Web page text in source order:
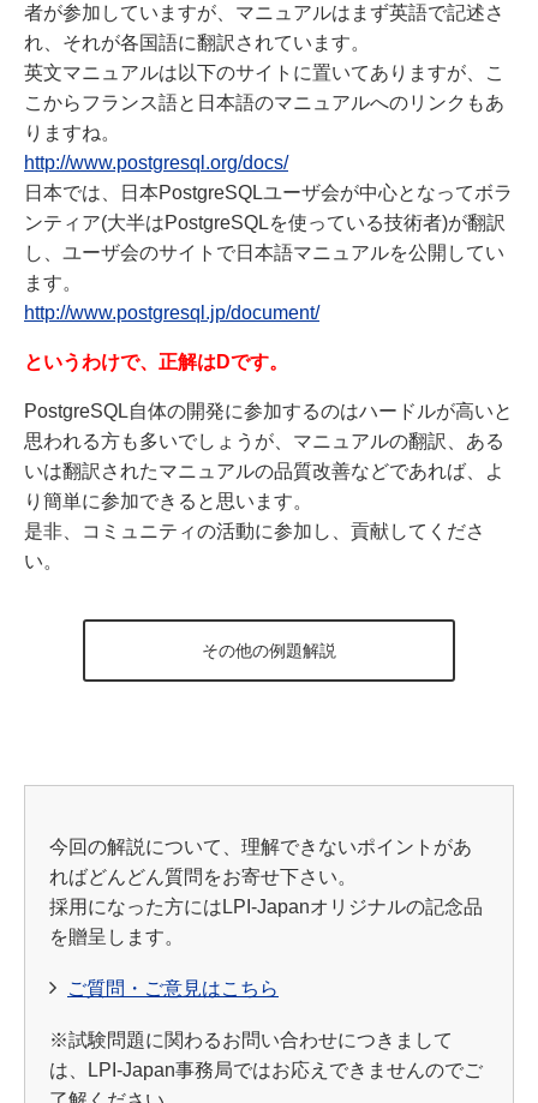
者が参加していますが、マニュアルはまず英語で記述さ
れ、それが各国語に翻訳されています。
英文マニュアルは以下のサイトに置いてありますが、こ
こからフランス語と日本語のマニュアルへのリンクもあ
りますね。
http://www.postgresql.org/docs/
日本では、日本PostgreSQLユーザ会が中心となってボラ
ンティア(大半はPostgreSQLを使っている技術者)が翻訳
し、ユーザ会のサイトで日本語マニュアルを公開してい
ます。
http://www.postgresql.jp/document/
というわけで、正解はDです。
PostgreSQL自体の開発に参加するのはハードルが高いと
思われる方も多いでしょうが、マニュアルの翻訳、ある
いは翻訳されたマニュアルの品質改善などであれば、よ
り簡単に参加できると思います。
是非、コミュニティの活動に参加し、貢献してくださ
い。
その他の例題解説
今回の解説について、理解できないポイントがあ
ればどんどん質問をお寄せ下さい。
採用になった方にはLPI-Japanオリジナルの記念品
を贈呈します。
ご質問・ご意見はこちら
※試験問題に関わるお問い合わせにつきまして
は、LPI-Japan事務局ではお応えできませんのでご